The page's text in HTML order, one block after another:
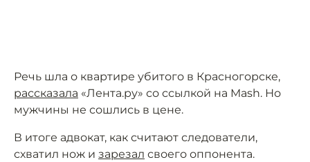
Речь шла о квартире убитого в Красногорске,
рассказала «Лента.ру» со ссылкой на Mash. Но
мужчины не сошлись в цене.
В итоге адвокат, как считают следователи,
схватил нож и зарезал своего оппонента.